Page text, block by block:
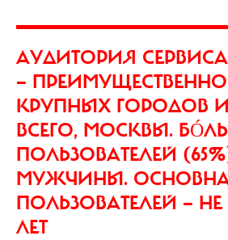
АУДИТОРИЯ
—
КРУПНЫХ ГОРОДОВ
ВСЕГО, МОСКВЫ.
ПОЛЬЗОВАТЕЛЕЙ
МУЖЧИНЫ.
ПОЛЬЗОВАТЕЛЕЙ — НЕ
ЛЕТ